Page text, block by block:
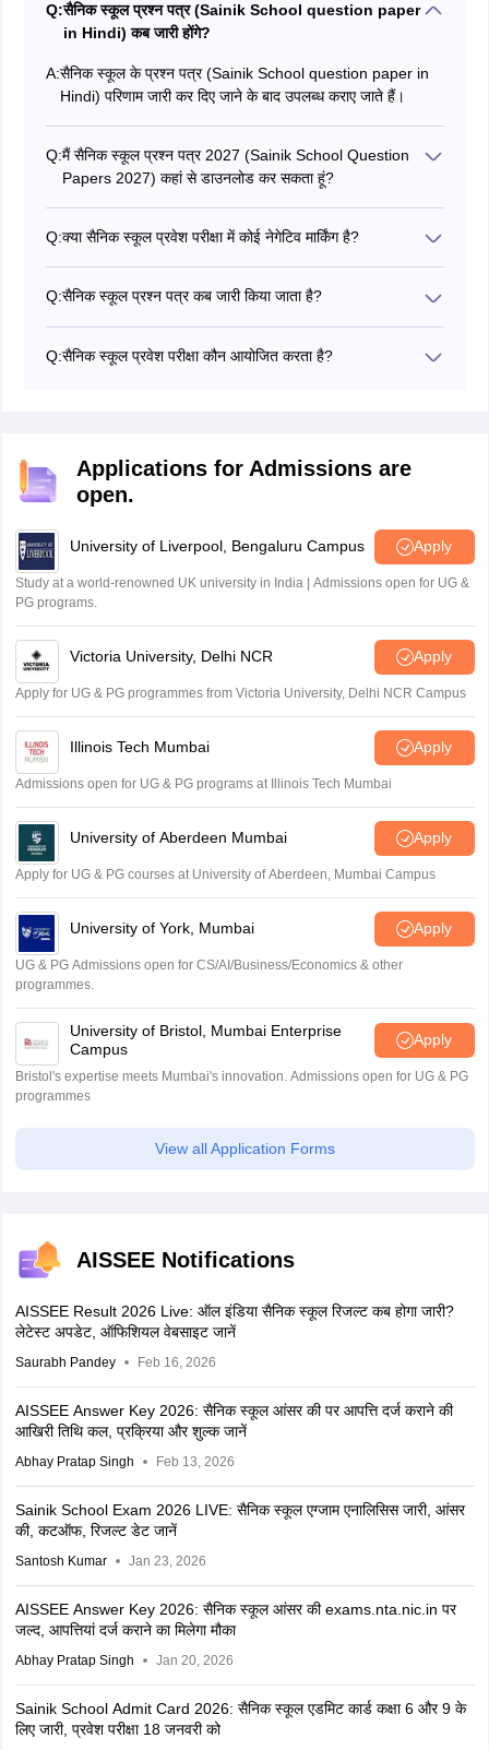
Q:सैनिक स्कूल प्रश्न पत्र (Sainik School question paper
in Hindi) कब जारी होंगे?
A:सैनिक स्कूल के प्रश्न पत्र (Sainik School question paper in
Hindi) परिणाम जारी कर दिए जाने के बाद उपलब्ध कराए जाते हैं।
Q:मैं सैनिक स्कूल प्रश्न पत्र 2027 (Sainik School Question
Papers 2027) कहां से डाउनलोड कर सकता हूं?
करके या सैनिक स्कूल की आधिकारिक वेबसाइट पर जाकर डाउनलोड
करने की सुविधा दी जाती है।
Q:क्या सैनिक स्कूल प्रवेश परीक्षा में कोई नेगेटिव मार्किंग है?
Q:सैनिक स्कूल प्रश्न पत्र कब जारी किया जाता है?
जाता है?
Q:सैनिक स्कूल प्रवेश परीक्षा कौन आयोजित करता है?
Applications for Admissions are
open.
University of Liverpool, Bengaluru Campus Apply
Study at a world-renowned UK university in India | Admissions open for UG &
PG programs.
Victoria University, Delhi NCR Apply
Apply for UG & PG programmes from Victoria University, Delhi NCR Campus
Illinois Tech Mumbai Apply
Admissions open for UG & PG programs at Illinois Tech Mumbai
University of Aberdeen Mumbai Apply
Apply for UG & PG courses at University of Aberdeen, Mumbai Campus
University of York, Mumbai Apply
UG & PG Admissions open for CS/AI/Business/Economics & other
programmes.
University of Bristol, Mumbai Enterprise
Campus
Apply
Bristol's expertise meets Mumbai's innovation. Admissions open for UG & PG
programmes
View all Application Forms
AISSEE Notifications
AISSEE Result 2026 Live: ऑल इंडिया सैनिक स्कूल रिजल्ट कब होगा जारी?
लेटेस्ट अपडेट, ऑफिशियल वेबसाइट जानें
Saurabh Pandey Feb 16, 2026
AISSEE Answer Key 2026: सैनिक स्कूल आंसर की पर आपत्ति दर्ज कराने की
आखिरी तिथि कल, प्रक्रिया और शुल्क जानें
Abhay Pratap Singh Feb 13, 2026
Sainik School Exam 2026 LIVE: सैनिक स्कूल एग्जाम एनालिसिस जारी, आंसर
की, कटऑफ, रिजल्ट डेट जानें
Santosh Kumar Jan 23, 2026
AISSEE Answer Key 2026: सैनिक स्कूल आंसर की exams.nta.nic.in पर
जल्द, आपत्तियां दर्ज कराने का मिलेगा मौका
Abhay Pratap Singh Jan 20, 2026
Sainik School Admit Card 2026: सैनिक स्कूल एडमिट कार्ड कक्षा 6 और 9 के
लिए जारी, प्रवेश परीक्षा 18 जनवरी को